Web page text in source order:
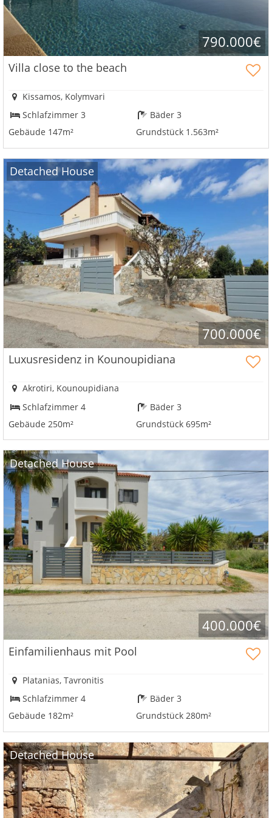
790.000€
Villa close to the beach
Kissamos, Kolymvari
Schlafzimmer 3
Bäder 3
Gebäude 147m²
Grundstück 1.563m²
Detached House
700.000€
Luxusresidenz in Kounoupidiana
Akrotiri, Kounoupidiana
Schlafzimmer 4
Bäder 3
Gebäude 250m²
Grundstück 695m²
Detached House
400.000€
Einfamilienhaus mit Pool
Platanias, Tavronitis
Schlafzimmer 4
Bäder 3
Gebäude 182m²
Grundstück 280m²
Detached House
finden
Sie
alle
Ihre
Vorteile